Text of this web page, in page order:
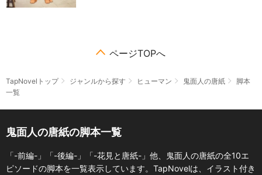
ページTOPへ
TapNovelトップ ジャンルから探す ヒューマン 鬼面人の唐紙
脚本
一覧
鬼面人の唐紙の脚本一覧
「-前編-」「-後編-」「-花見と唐紙-」他、鬼面人の唐紙の全10エ
ピソードの脚本を一覧表示しています。TapNovelは、イラスト付き